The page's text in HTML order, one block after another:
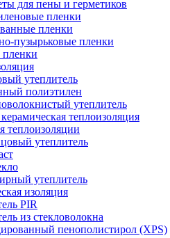
для пены и герметиков
пленки
пленки
пузырьковые пленки
пленки
утеплитель
полиэтилен
утеплитель
теплоизоляция
теплоизоляции
утеплитель
утеплитель
изоляция
PIR
из стекловолокна
пенополистирол (XPS)